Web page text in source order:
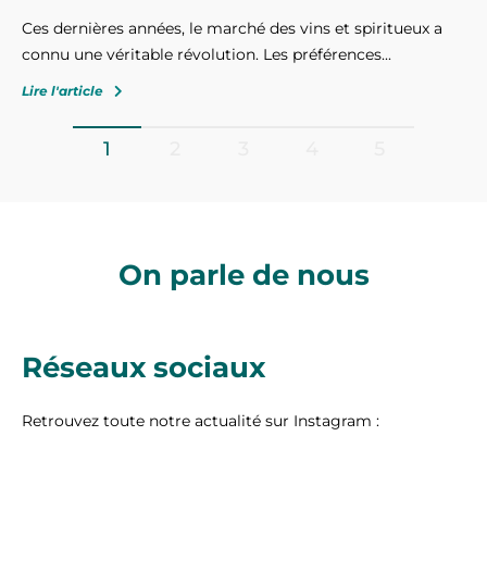
Ces dernières années, le marché des vins et spiritueux a
connu une véritable révolution. Les préférences...
Lire l'article
1
On parle de nous
Réseaux sociaux
Retrouvez toute notre actualité sur Instagram :